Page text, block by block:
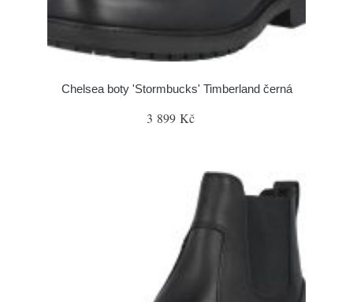
Chelsea boty 'Stormbucks' Timberland černá
3 899 Kč